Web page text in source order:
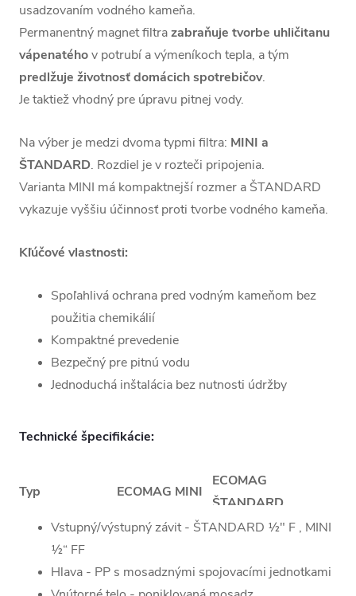
usadzovaním vodného kameňa.
Permanentný magnet filtrazabraňuje tvorbe uhličitanu
vápenatéhov potrubí a výmeníkoch tepla, a tým
predlžuje životnosť domácich spotrebičov.
Je taktiež vhodný pre úpravu pitnej vody.
Na výber je medzi dvoma typmi filtra: MINI a
ŠTANDARD. Rozdiel je v rozteči pripojenia.
Varianta MINI má kompaktnejší rozmer a ŠTANDARD
vykazuje vyššiu účinnosť proti tvorbe vodného kameňa.
Kľúčové vlastnosti:
Spoľahlivá ochrana pred vodným kameňom bez
použitia chemikálií
Kompaktné prevedenie
Bezpečný pre pitnú vodu
Jednoduchá inštalácia bez nutnosti údržby
Technické špecifikácie:
Typ ECOMAG MINI
ECOMAG
ŠTANDARD
Priemer:
40,3 mm
40,3 mm
Rozteč
pripojenia:
Vstupný/výstupný závit - ŠTANDARD ½" F , MINI
½“ FF
Hlava - PP s mosadznými spojovacími jednotkami